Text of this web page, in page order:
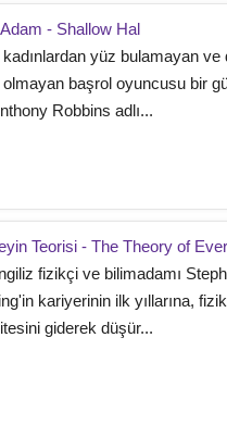
- Shallow Hal
yüz bulamayan ve
olmayan başrol oyuncusu bir
Robbins adlı...
Teorisi - The Theory of
fizikçi ve bilimadamı
kariyerinin ilk yıllarına,
giderek düşür...